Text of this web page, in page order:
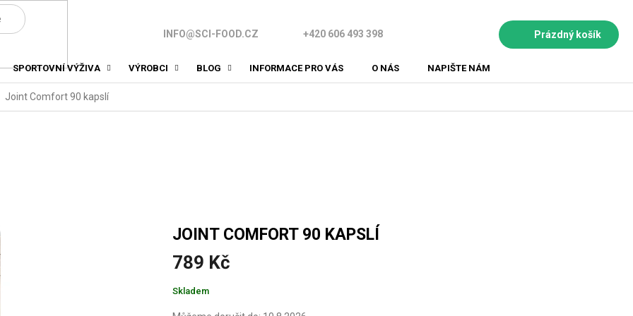
INFO@SCI-FOOD.CZ +420 606 493 398
NÁKUPNÍ
Prázdný košík
SPORTOVNÍ VÝŽIVA VÝROBCI BLOG INFORMACE PRO VÁS O NÁS NAPIŠTE NÁM
Joint Comfort 90 kapslí
JOINT COMFORT 90 KAPSLÍ
789 Kč
Měrná
cena:
Skladem